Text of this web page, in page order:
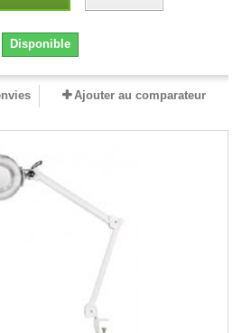
Disponible
Ajouter au comparateur